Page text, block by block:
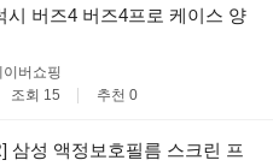
시 버즈4 버즈4프로 케이스 양
이버쇼핑
조회 15 추천 0
삼성 액정보호필름 스크린 프